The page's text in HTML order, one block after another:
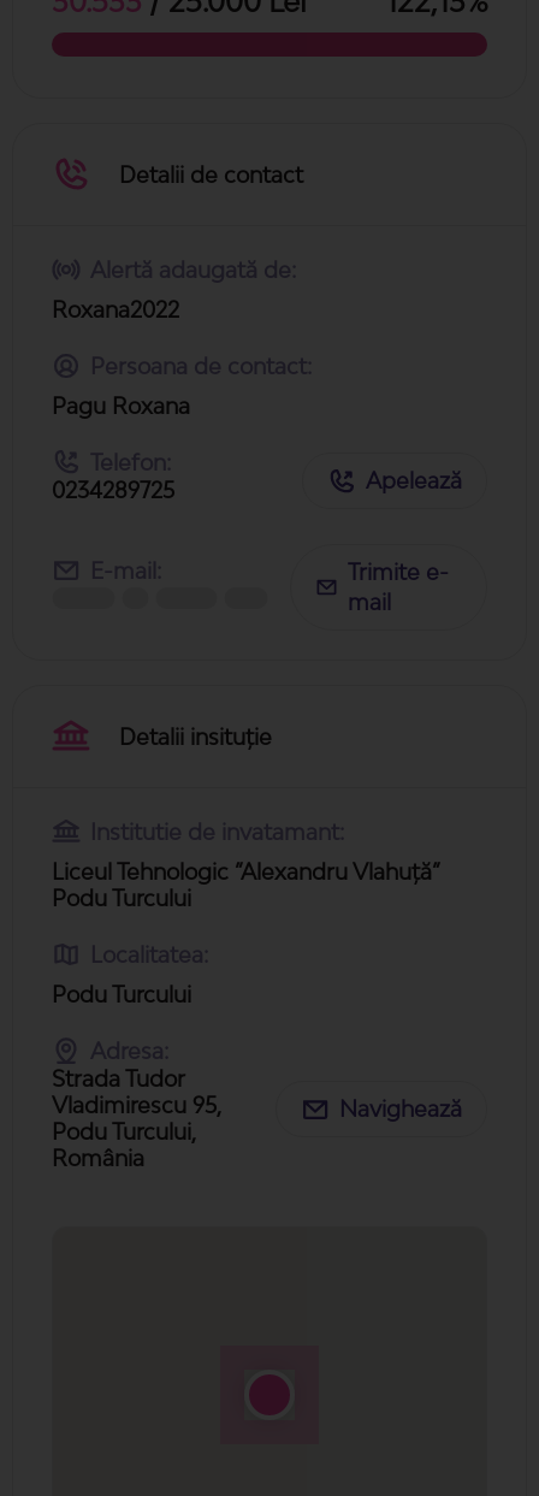
Detalii de contact
Alertă adaugată de:
Roxana2022
Persoana de contact:
Pagu Roxana
Telefon:
0234289725
Apelează
E-mail:
Trimite e-
mail
Detalii insituție
Institutie de invatamant:
Liceul Tehnologic ”Alexandru Vlahuță”
Podu Turcului
Localitatea:
Podu Turcului
Adresa:
Strada Tudor
Vladimirescu 95,
Podu Turcului,
România
Navighează